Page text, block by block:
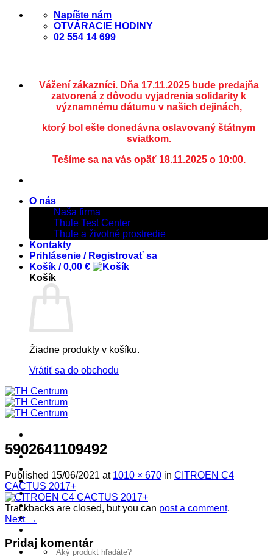
Skip
Napíšte nám
OTVÁRACIE HODINY
02 554 14 699
Vážení zákazníci. Dňa 17.11.2025 bude predajňa
zatvorená z dôvodu vyjadrenia solidarity k
významnému dátumu v našich dejinách,
ktorý bol ešte donedávna oslavovaný štátnym
sviatkom.
Tešíme sa na vás opäť 18.11.2025 o 10:00.
O nás
Naša firma
Thule Test Center
Thule a životné prostredie
Kontakty
Prihlásenie / Registrovať sa
Košík /0,00 €
Košík
Žiadne produkty v košíku.
Vrátiť sa do obchodu
! ! ! S Ú Ť A Ž ! ! !
Produkty
Špičkový UEBLER
Autoriz. servis THULE/UEBLER
Predajne
Hľadať:
5902641109492
Published 15/06/2021 at 1010 × 670 in CITROEN C4
CACTUS 2017+
Trackbacks are closed, but you can post a comment.
Next →
Pridaj komentár